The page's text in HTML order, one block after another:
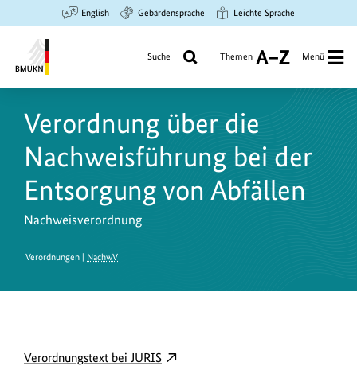
Hauptinhalt
springen
Suche
springen
Hauptnavigation
springen
English Gebärdensprache Leichte Sprache
Umwelt,
Naturschutz
und
nukleare
Sicherheit
Suche Themen
A
Z
Menü
Verordnung über die
Nachweisführung bei der
Entsorgung von Abfällen
Nachweisverordnung
Verordnungen | NachwV
D
Verordnungstext bei JURISexterner